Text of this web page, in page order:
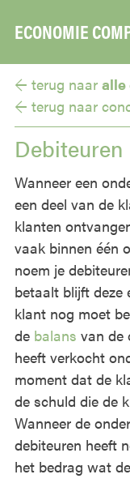
ECONOMIE
← terug naar alle
← terug naar
Debiteuren
Wanneer een
een deel van de
klanten
vaak binnen één
noem je
betaalt blijft deze
klant nog moet
de balans van de
heeft verkocht
moment dat de
de schuld die de
Wanneer de
debiteuren heeft
het bedrag wat